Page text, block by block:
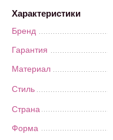
Характеристики
Бренд
Гарантия
Материал
Стиль
Страна
Форма